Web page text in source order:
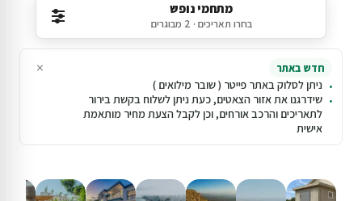
מתחמי נופש
בחרו תאריכים · 2 מבוגרים
חדש באתר
ניתן לסלוק באתר פייטר ( שובר מילואים )
שידרגנו את אזור הצאטים, כעת ניתן לשלוח בקשת בירור
לתאריכים והרכב אורחים, וכן לקבל הצעת מחיר מותאמת
אישית
×